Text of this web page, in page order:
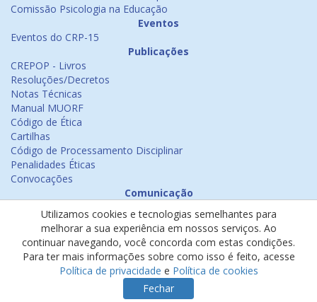
Comissão Psicologia na Educação
Eventos
Eventos do CRP-15
Publicações
CREPOP - Livros
Resoluções/Decretos
Notas Técnicas
Manual MUORF
Código de Ética
Cartilhas
Código de Processamento Disciplinar
Penalidades Éticas
Convocações
Comunicação
Emissão de Certificados
Psicologia na Mídia
Ouvidoria
Política de cookies
Política de privacidade
Utilizamos cookies e tecnologias semelhantes para
melhorar a sua experiência em nossos serviços. Ao
continuar navegando, você concorda com estas condições.
Para ter mais informações sobre como isso é feito, acesse
Política de privacidade e Política de cookies
Fechar